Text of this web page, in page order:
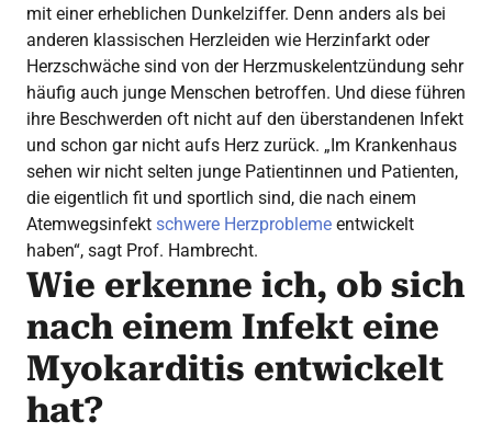
mit einer erheblichen Dunkelziffer. Denn anders als bei
anderen klassischen Herzleiden wie Herzinfarkt oder
Herzschwäche sind von der Herzmuskelentzündung sehr
häufig auch junge Menschen betroffen. Und diese führen
ihre Beschwerden oft nicht auf den überstandenen Infekt
und schon gar nicht aufs Herz zurück. „Im Krankenhaus
sehen wir nicht selten junge Patientinnen und Patienten,
die eigentlich fit und sportlich sind, die nach einem
Atemwegsinfekt schwere Herzprobleme entwickelt
haben“, sagt Prof. Hambrecht.
Wie erkenne ich, ob sich
nach einem Infekt eine
Myokarditis entwickelt
hat?